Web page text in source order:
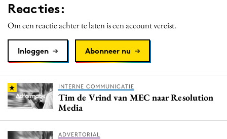
Programmatic
Purpose Marketing
Reacties:
Om een reactie achter te laten is een account vereist.
Inloggen Abonneer nu
INTERNE COMMUNICATIE
Tim de Vrind van MEC naar Resolution
Media
ADVERTORIAL